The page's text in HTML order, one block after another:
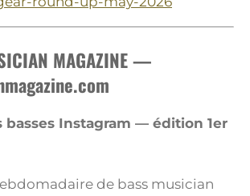
MAGAZINE —
basses Instagram — édition 1er
de bass musician